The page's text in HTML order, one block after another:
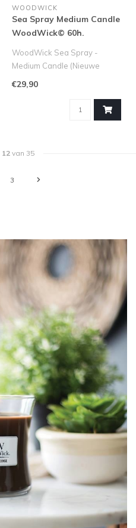
WOODWICK
Sea Spray Medium Candle
WoodWick© 60h.
WoodWick Sea Spray -
Medium Candle (Nieuwe
€29,90
12van 35
3